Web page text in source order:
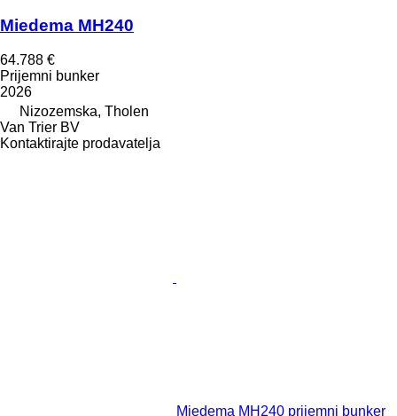
Miedema MH240
64.788 €
Prijemni bunker
2026
Nizozemska, Tholen
Van Trier BV
Kontaktirajte prodavatelja
Miedema MH240 prijemni bunker